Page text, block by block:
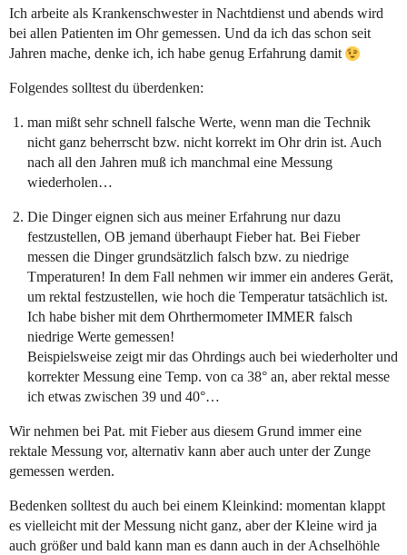
Ich arbeite als Krankenschwester in Nachtdienst und abends wird
bei allen Patienten im Ohr gemessen. Und da ich das schon seit
Jahren mache, denke ich, ich habe genug Erfahrung damit
Folgendes solltest du überdenken:
man mißt sehr schnell falsche Werte, wenn man die Technik
nicht ganz beherrscht bzw. nicht korrekt im Ohr drin ist. Auch
nach all den Jahren muß ich manchmal eine Messung
wiederholen…
Die Dinger eignen sich aus meiner Erfahrung nur dazu
festzustellen, OB jemand überhaupt Fieber hat. Bei Fieber
messen die Dinger grundsätzlich falsch bzw. zu niedrige
Tmperaturen! In dem Fall nehmen wir immer ein anderes Gerät,
um rektal festzustellen, wie hoch die Temperatur tatsächlich ist.
Ich habe bisher mit dem Ohrthermometer IMMER falsch
niedrige Werte gemessen!
Beispielsweise zeigt mir das Ohrdings auch bei wiederholter und
korrekter Messung eine Temp. von ca 38° an, aber rektal messe
ich etwas zwischen 39 und 40°…
Wir nehmen bei Pat. mit Fieber aus diesem Grund immer eine
rektale Messung vor, alternativ kann aber auch unter der Zunge
gemessen werden.
Bedenken solltest du auch bei einem Kleinkind: momentan klappt
es vielleicht mit der Messung nicht ganz, aber der Kleine wird ja
auch größer und bald kann man es dann auch in der Achselhöhle